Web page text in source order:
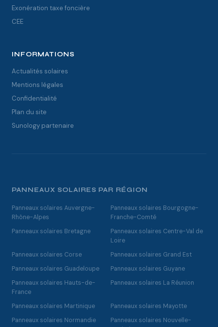
Exonération taxe foncière
CEE
INFORMATIONS
Actualités solaires
Mentions légales
Confidentialité
Plan du site
Sunology partenaire
PANNEAUX SOLAIRES PAR RÉGION
Panneaux solaires Auvergne-
Rhône-Alpes
Panneaux solaires Bourgogne-
Franche-Comté
Panneaux solaires Bretagne
Panneaux solaires Centre-Val de
Loire
Panneaux solaires Corse
Panneaux solaires Grand Est
Panneaux solaires Guadeloupe
Panneaux solaires Guyane
Panneaux solaires Hauts-de-
France
Panneaux solaires La Réunion
Panneaux solaires Martinique
Panneaux solaires Mayotte
Panneaux solaires Normandie
Panneaux solaires Nouvelle-